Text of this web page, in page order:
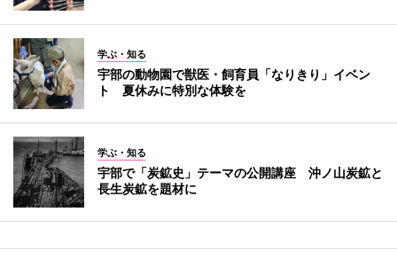
学ぶ・知る
宇部の動物園で獣医・飼育員「なりきり」イベン
ト 夏休みに特別な体験を
学ぶ・知る
宇部で「炭鉱史」テーマの公開講座 沖ノ山炭鉱と
長生炭鉱を題材に